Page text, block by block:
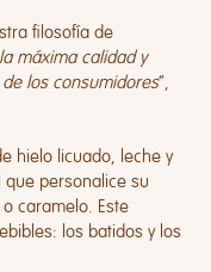
filosofía de
máxima calidad y
los consumidores”,
hielo licuado, leche y
personalice su
caramelo. Este
los batidos y los